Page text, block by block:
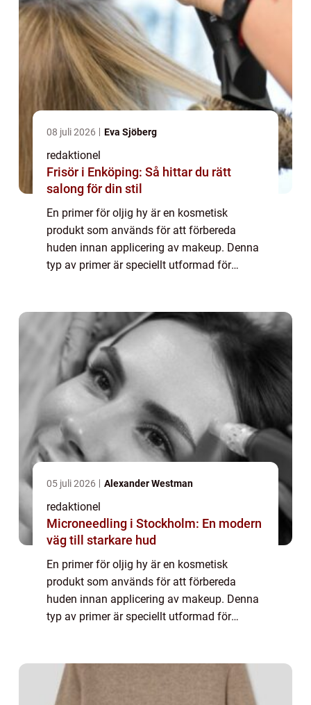
08 juli 2026 Eva Sjöberg
redaktionel
Frisör i Enköping: Så hittar du rätt
salong för din stil
En primer för oljig hy är en kosmetisk
produkt som används för att förbereda
huden innan applicering av makeup. Denna
typ av primer är speciellt utformad för
05 juli 2026 Alexander Westman
redaktionel
Microneedling i Stockholm: En modern
väg till starkare hud
En primer för oljig hy är en kosmetisk
produkt som används för att förbereda
huden innan applicering av makeup. Denna
typ av primer är speciellt utformad för
vara ben...